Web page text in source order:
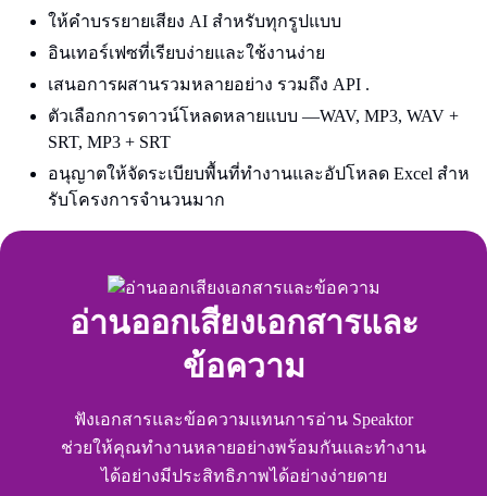
ให้คําบรรยายเสียง AI สําหรับทุกรูปแบบ
อินเทอร์เฟซที่เรียบง่ายและใช้งานง่าย
เสนอการผสานรวมหลายอย่าง รวมถึง API .
ตัวเลือกการดาวน์โหลดหลายแบบ —WAV, MP3, WAV +
SRT, MP3 + SRT
อนุญาตให้จัดระเบียบพื้นที่ทํางานและอัปโหลด Excel สําห
รับโครงการจํานวนมาก
อ่านออกเสียงเอกสารและ
ข้อความ
ฟังเอกสารและข้อความแทนการอ่าน Speaktor
ช่วยให้คุณทํางานหลายอย่างพร้อมกันและทํางาน
ได้อย่างมีประสิทธิภาพได้อย่างง่ายดาย